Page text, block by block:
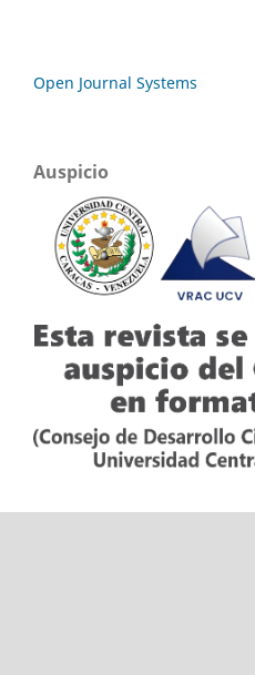
Open Journal Systems
Auspicio